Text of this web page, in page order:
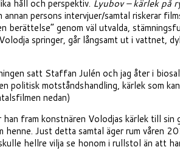
håll och perspektiv. Lyubov – kärlek på
persons intervjuer/samtal riskerar
genom väl utvalda,
springer, går långsamt ut i vattnet,
satt Staffan Julén och jag åter i
motståndshandling, kärlek som
nedan)
fram konstnären Volodjas kärlek till
Just detta samtal äger rum våren
hellre vilja se honom i rullstol än att